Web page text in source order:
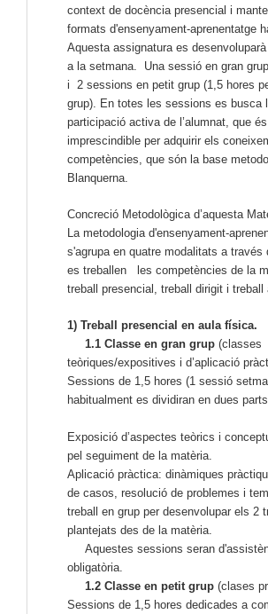
context de docència presencial i
formats d'ensenyament-aprenentatge
Aquesta assignatura es
a la setmana. Una sessió en gran
i 2 sessions en petit grup (1,5 hores
grup). En totes les sessions es busca
participació activa de l’alumnat, que és
imprescindible per adquirir els
competències, que són la base
Blanquerna.
Concreció Metodològica d’aquesta
La metodologia d'ensenyament-
s'agrupa en quatre modalitats a través
es treballen les competències de la
treball presencial, treball dirigit i treball
1) Treball presencial en aula física.
1.1 Classe en gran grup (classes
teòriques/expositives i d’aplicació
Sessions de 1,5 hores (1 sessió
habitualment es dividiran en
Exposició d’aspectes teòrics i
pel seguiment de la matèria.
Aplicació pràctica: dinàmiques
de casos, resolució de problemes i
treball en grup per desenvolupar els 2
plantejats des de la matèria.
Aquestes sessions seran
obligatòria.
1.2 Classe en petit grup (clases
Sessions de 1,5 hores dedicades a